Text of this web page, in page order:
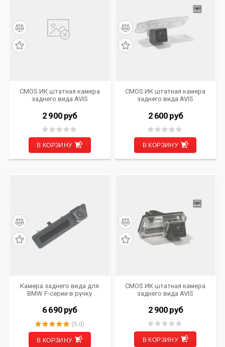
CMOS ИК штатная камера
заднего вида AVIS
(#100) для SKODA SUPERB /
VOLKSWAGEN CADDY (2004-
2008) / CARAVELLE / GOLF V /
JETTA V / MULTIVAN (T5) /
PASSAT B6 / PASSAT CC /
PHAETON / TOURAN /
TRANSPORTER
2 900 руб
В КОРЗИНУ
CMOS ИК штатная камера
заднего вида AVIS
(#023) для HYUNDAI
ACCENT/ ELANTRA (2007-…)/
IX 55/ SONATA V (2001-2007)/
TERRACAN/ TUCSON/ KIA
CARENS / CEE'D / CEE'D SW /
MOHAVE / OPIRUS / SORENTO
/ SPORTAGE (2010)
2 600 руб
В КОРЗИНУ
Камера заднего вида для
BMW F-серии в ручку
ТВ линий, без парковочных
линий
6 690 руб
(5.0)
В КОРЗИНУ
CMOS ИК штатная камера
заднего вида AVIS
(#094) для TOYOTA LAND
CRUISER 100/ LAND CRUISER
200 (2012-...)/ LAND CRUISER
PRADO 120 (в комплектации
без запасного колеса на
2 900 руб
В КОРЗИНУ